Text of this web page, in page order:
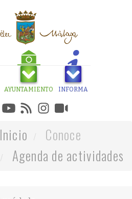
AYUNTAMIENTO INFORMA
Inicio
Conoce
Agenda de actividades